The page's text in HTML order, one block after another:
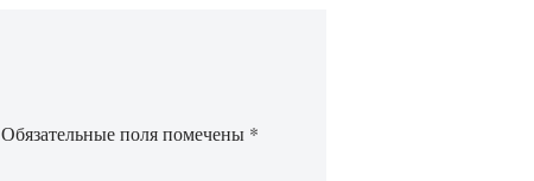
Обязательные поля помечены *